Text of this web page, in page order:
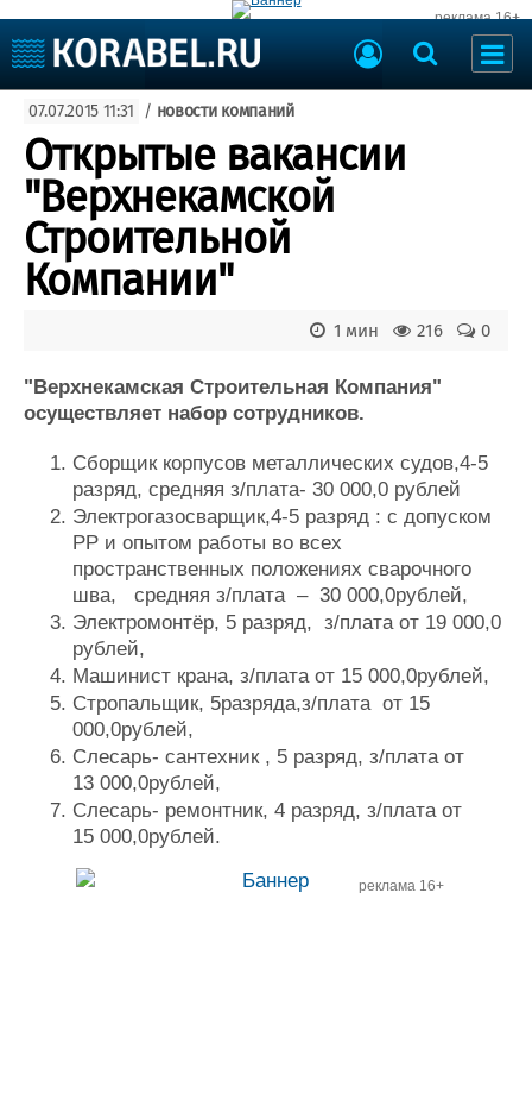
реклама 16+
Судоходство
Судоремонт
События
Пресс-релизы
Порты
Рыболовство
ВМФ
Образование
Яхты и катера
Еще
Пульс
Новости
Репутация
Работа
Крюинг
Журнал
Реклама
Доска объявлений
Продажа флота
Изделия
Материалы
Услуги
Конференции
Выставки и семинары
Личности
Словарь
Галерея флота
Форум
Все службы
07.07.2015 11:31 / новости компаний
Открытые вакансии
"Верхнекамской
Строительной
Компании"
0
216
1 мин
"Верхнекамская Строительная Компания"
осуществляет набор сотрудников.
Сборщик корпусов металлических судов,4-5
разряд, средняя з/плата- 30 000,0 рублей
Электрогазосварщик,4-5 разряд : с допуском
РР и опытом работы во всех
пространственных положениях сварочного
шва, средняя з/плата – 30 000,0рублей,
Электромонтёр, 5 разряд, з/плата от 19 000,0
рублей,
Машинист крана, з/плата от 15 000,0рублей,
Стропальщик, 5разряда,з/плата от 15
000,0рублей,
Слесарь- сантехник , 5 разряд, з/плата от
13 000,0рублей,
Слесарь- ремонтник, 4 разряд, з/плата от
15 000,0рублей.
реклама 16+